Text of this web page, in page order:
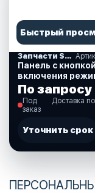
Быстрый
Запчасти SUZUKI
Панель с кнопкой
включения
Troll (троллинг)
Suzuki DF40-350
(37860-87L00-
По запросу
Под
заказ
Доставка
Уточнить срок